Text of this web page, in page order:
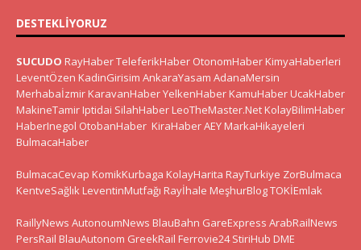
DESTEKLIYORUZ
SUCUDO RayHaberTeleferikHaber OtonomHaber KimyaHaberleri
LeventÖzen KadinGirisim AnkaraYasam AdanaMersin
Merhabaİzmir KaravanHaberYelkenHaber KamuHaber UcakHaber
MakineTamir Iptidai SilahHaber LeoTheMaster.Net KolayBilimHaber
HaberInegol OtobanHaber KiraHaberAEY MarkaHikayeleri
BulmacaHaber
BulmacaCevap KomikKurbaga KolayHarita RayTurkiye ZorBulmaca
KentveSağlık LeventinMutfağı Rayİhale MeşhurBlogTOKİEmlak
RaillyNews AutonoumNews BlauBahn GareExpress ArabRailNews
PersRail BlauAutonom GreekRail Ferrovie24 StiriHub DME